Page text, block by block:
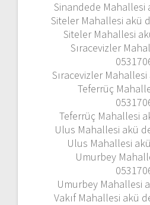
Sinandede Mahallesi
Siteler Mahallesi akü
Siteler Mahallesi
Sıracevizler
Sıracevizler
Teferrüç
Teferrüç Mahallesi
Ulus Mahallesi akü
Ulus Mahallesi
Umurbey
Umurbey Mahallesi
Vakıf Mahallesi akü